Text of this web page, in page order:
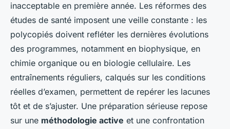
inacceptable en première année. Les réformes des
études de santé imposent une veille constante : les
polycopiés doivent refléter les dernières évolutions
des programmes, notamment en biophysique, en
chimie organique ou en biologie cellulaire. Les
entraînements réguliers, calqués sur les conditions
réelles d’examen, permettent de repérer les lacunes
tôt et de s’ajuster. Une préparation sérieuse repose
sur une méthodologie active et une confrontation